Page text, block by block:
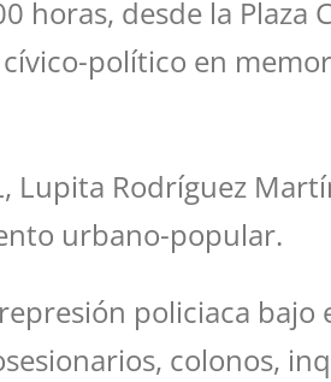
horas, desde la Plaza
político en
Lupita Rodríguez
urbano-popular.
policiaca
colonos,